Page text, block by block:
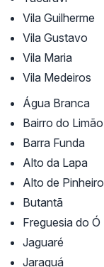
Vila Guilherme
Vila Gustavo
Vila Maria
Vila Medeiros
Água Branca
Bairro do Limão
Barra Funda
Alto da Lapa
Alto de
Butantã
Freguesia do Ó
Jaguaré
Jaraguá